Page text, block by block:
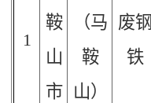
1
鞍
山
市
（马
鞍
山）
废钢
铁